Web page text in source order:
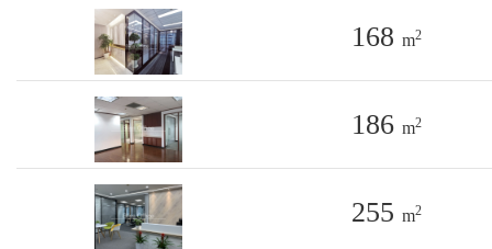
168 m2
186 m2
255 m2